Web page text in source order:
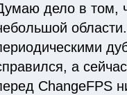
дело в том,
а
ChangeFPS